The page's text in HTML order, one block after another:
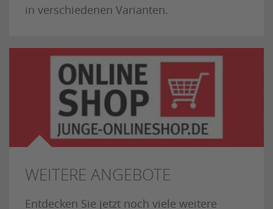
in verschiedenen Varianten.
WEITERE ANGEBOTE
Entdecken Sie jetzt noch viele weitere